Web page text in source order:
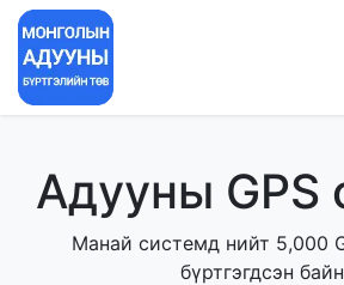
Адууны GPS
Манай системд нийт 5,000
бүртгэгдсэн